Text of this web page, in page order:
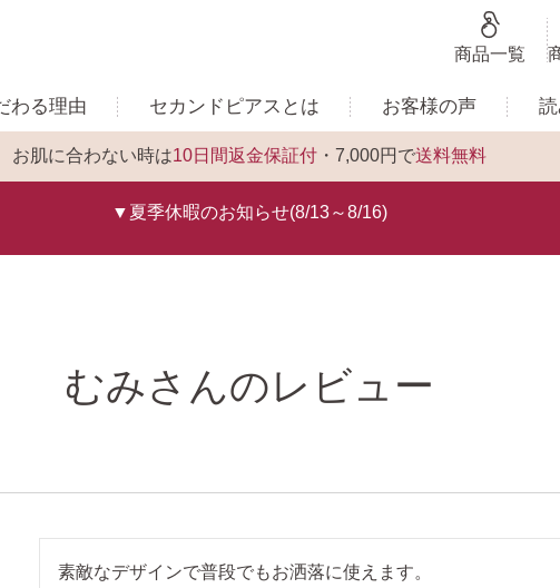
商品一覧
わる理由 セカンドピアスとは お客様の声
お肌に合わない時は10日間返金保証付 ・7,000円で送料無料
▼夏季休暇のお知らせ(8/13～8/16)
むみさんのレビュー